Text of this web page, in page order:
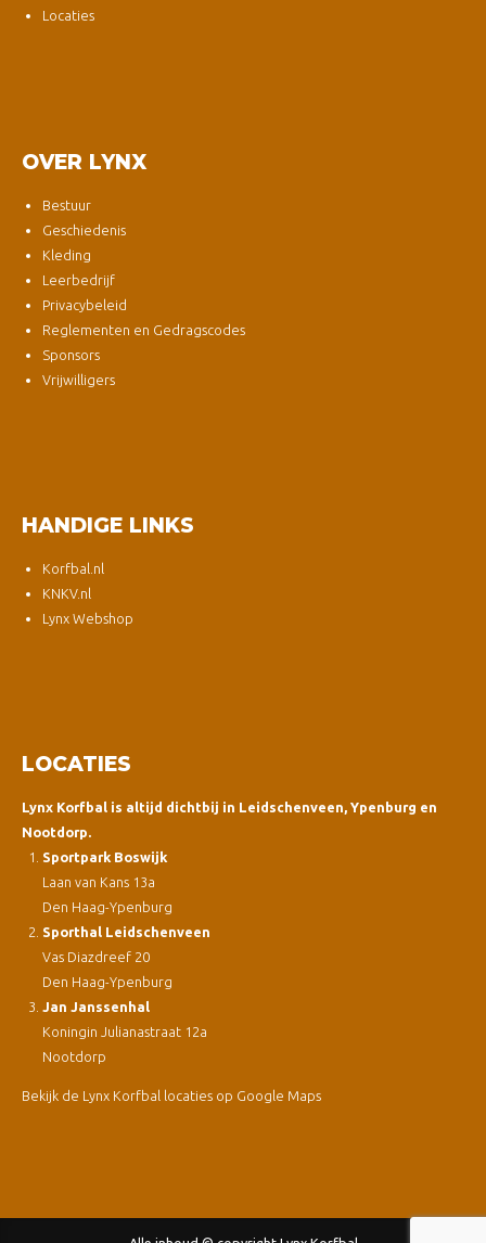
Locaties
OVER LYNX
Bestuur
Geschiedenis
Kleding
Leerbedrijf
Privacybeleid
Reglementen en Gedragscodes
Sponsors
Vrijwilligers
HANDIGE LINKS
Korfbal.nl
KNKV.nl
Lynx Webshop
LOCATIES
Lynx Korfbal is altijd dichtbij in Leidschenveen, Ypenburg en
Nootdorp.
Sportpark Boswijk
Laan van Kans 13a
Den Haag-Ypenburg
Sporthal Leidschenveen
Vas Diazdreef 20
Den Haag-Ypenburg
Jan Janssenhal
Koningin Julianastraat 12a
Nootdorp
Bekijk de Lynx Korfbal locaties op Google Maps